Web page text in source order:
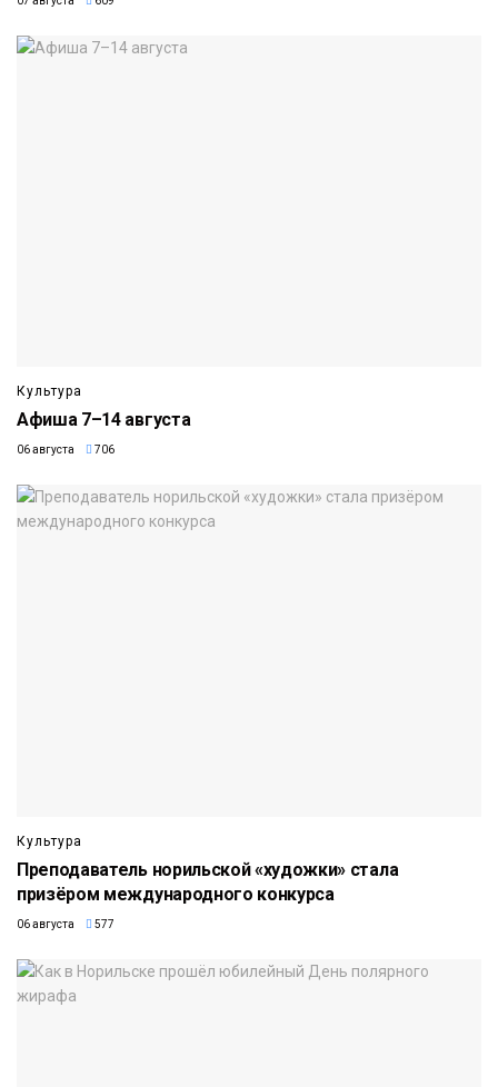
Культура
Афиша 7–14 августа
06 августа 706
Культура
Преподаватель норильской «художки» стала
призёром международного конкурса
06 августа 577